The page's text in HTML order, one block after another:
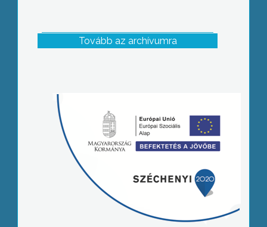
Tovább az archívumra